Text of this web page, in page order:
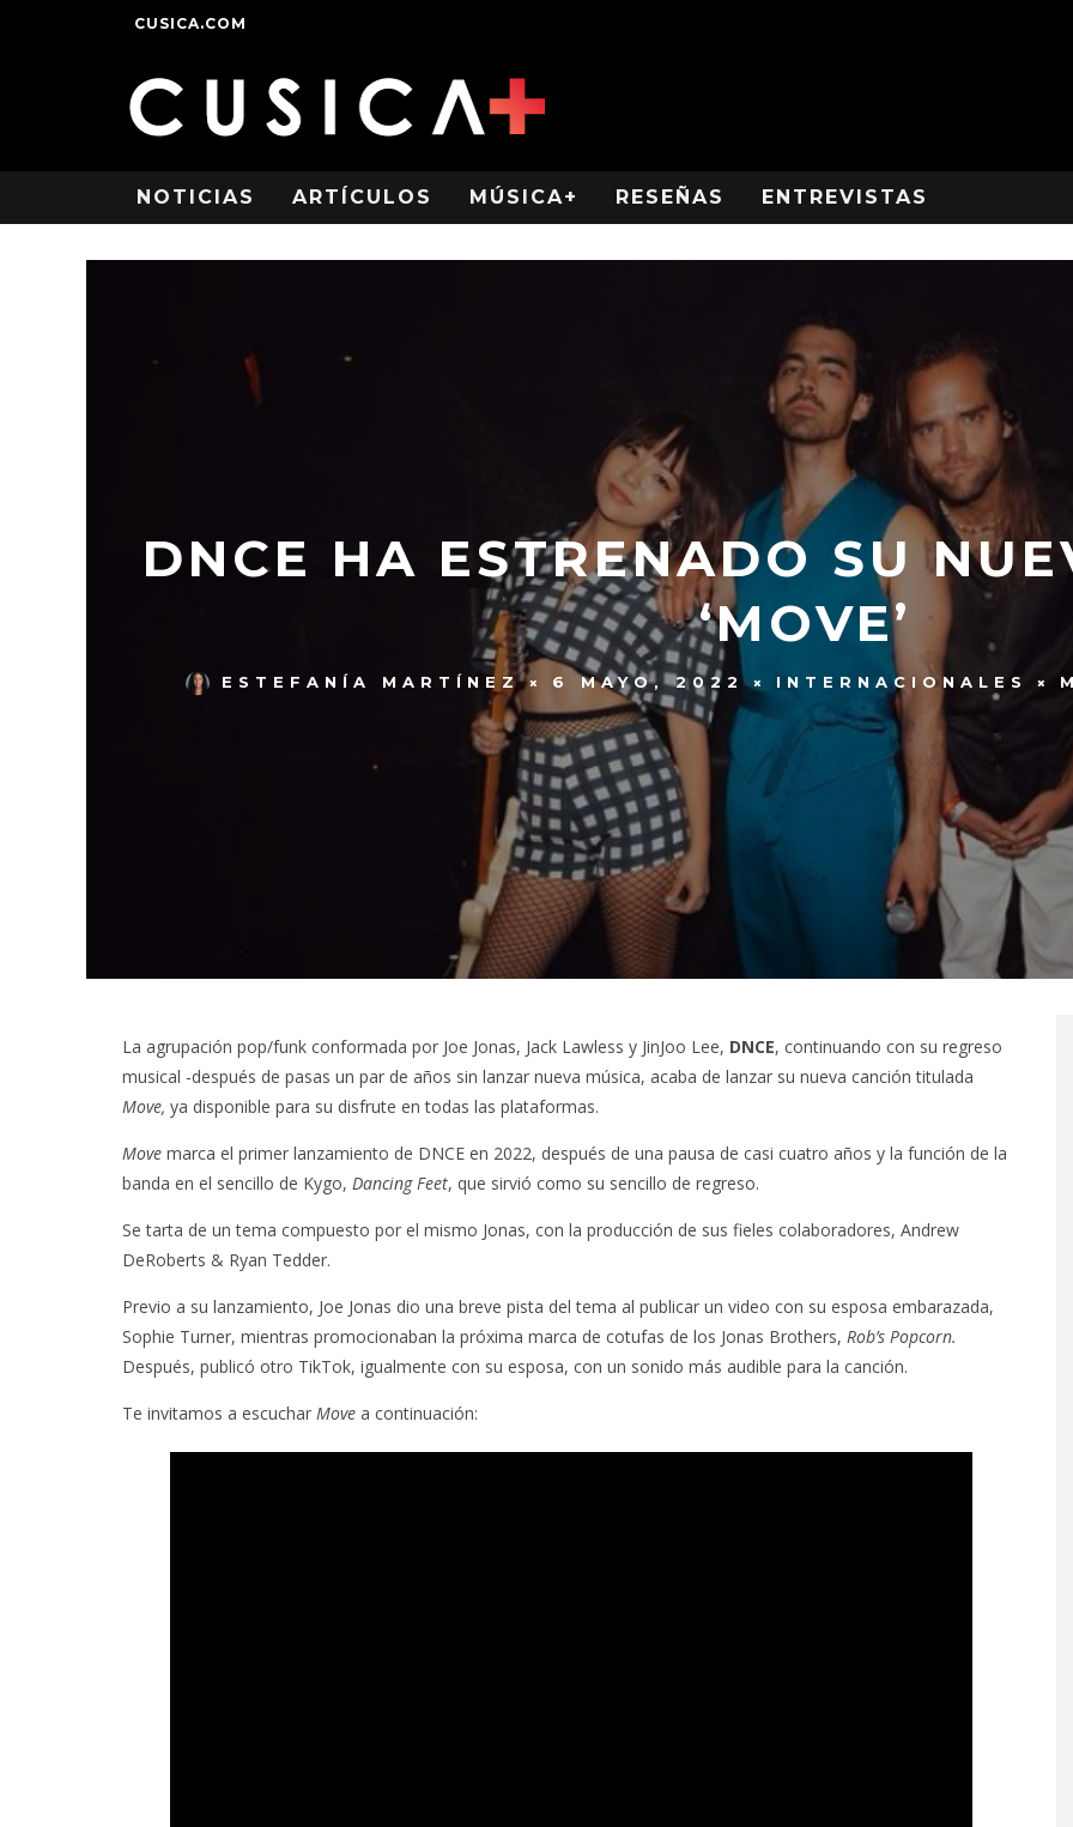
CUSICA.COM
NOTICIAS ARTÍCULOS MÚSICA+ RESEÑAS ENTREVISTAS
DNCE HA ESTRENADO SU
‘MOVE’
ESTEFANÍA MARTÍNEZ 6 MAYO, 2022 INTERNACIONALES
La agrupación pop/funk conformada por Joe Jonas, Jack Lawless y JinJoo Lee, DNCE, continuando con su regreso
musical -después de pasas un par de años sin lanzar nueva música, acaba de lanzar su nueva canción titulada
Move, ya disponible para su disfrute en todas las plataformas.
Move marca el primer lanzamiento de DNCE en 2022, después de una pausa de casi cuatro años y la función de la
banda en el sencillo de Kygo, Dancing Feet, que sirvió como su sencillo de regreso.
Se tarta de un tema compuesto por el mismo Jonas, con la producción de sus fieles colaboradores, Andrew
DeRoberts & Ryan Tedder.
Previo a su lanzamiento, Joe Jonas dio una breve pista del tema al publicar un video con su esposa embarazada,
Sophie Turner, mientras promocionaban la próxima marca de cotufas de los Jonas Brothers, Rob’s Popcorn.
Después, publicó otro TikTok, igualmente con su esposa, con un sonido más audible para la canción.
Te invitamos a escuchar Move a continuación: